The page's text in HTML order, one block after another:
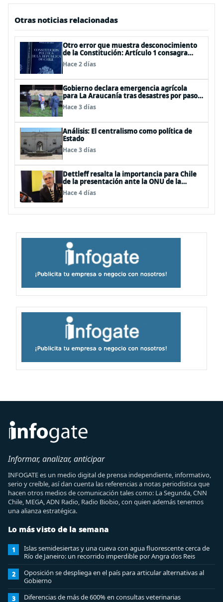
Otras noticias relacionadas
Otro error que muestra desconocimiento
de la Constitución: Artículo 1 consagra
resguardar la seguridad nacional y
proteger a los ciudadanos
Hace 2 días
Gobierno declara emergencia agrícola
para La Araucanía tras desastres por pasos
de sistemas frontales
Hace 3 días
Análisis: El centralismo como política de
Estado
Hace 3 días
Dettleff resalta la importancia para Chile
de la presentación ante la ONU de la
Plataforma Continental Extendida del
Archipiélago Juan Fernández
Hace 4 días
Informar, analizar, anticipar
INFOGATE es un medio digital de prensa independiente, informativo,
serio y creíble, así dan cuenta las referencias a notas periodística que
hacen otros medios de comunicación tales como: La Segunda, CNN
Chile, MEGA, ADN Radio, Radio Biobio, con quien además tenemos
una alianza estratégica.
Lo más visto de la semana
1
Islas semidesiertas y una cueva con agua fluorescente cerca de
Río de Janeiro: un recorrido imperdible por Angra dos Reis
2
Oposición se despliega en el país para articular alternativas al
Gobierno
3 Diferencias de más de 600% en consultas veterinarias